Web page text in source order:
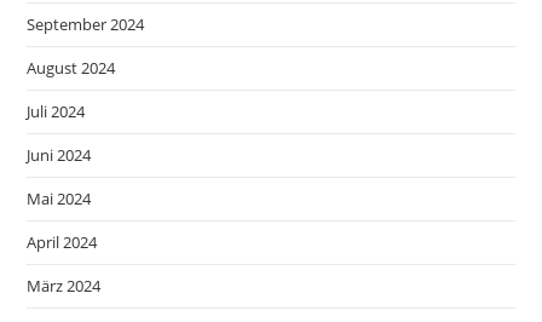
September 2024
August 2024
Juli 2024
Juni 2024
Mai 2024
April 2024
März 2024